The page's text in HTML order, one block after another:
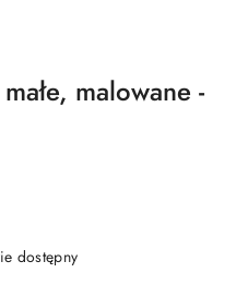
malowane -
dostępny